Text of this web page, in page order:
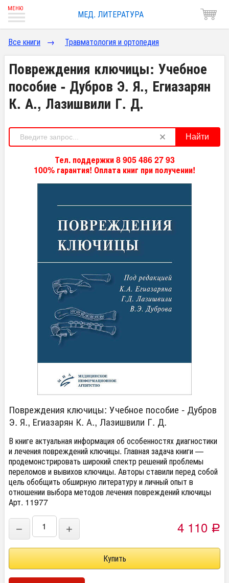
МЕД. ЛИТЕРАТУРА
Все книги → Травматология и ортопедия
Повреждения ключицы: Учебное
пособие - Дубров Э. Я., Егиазарян
К. А., Лазишвили Г. Д.
Найти
Тел. поддержки 8 905 486 27 93
100% гарантия! Оплата книг при получении!
Повреждения ключицы: Учебное пособие - Дубров
Э. Я., Егиазарян К. А., Лазишвили Г. Д.
В книге актуальная информация об особенностях диагностики
и лечения повреждений ключицы. Главная задача книги —
продемонстрировать широкий спектр решений проблемы
переломов и вывихов ключицы. Авторы ставили перед собой
цель обобщить обширную литературу и личный опыт в
отношении выбора методов лечения повреждений ключицы
Арт. 11977
− + 4 110 Р